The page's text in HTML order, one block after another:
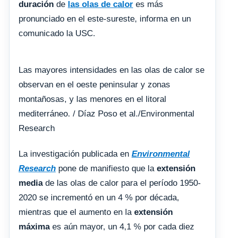
duración de las olas de calor es más
pronunciado en el este-sureste, informa en un
comunicado la USC.
Las mayores intensidades en las olas de calor se
observan en el oeste peninsular y zonas
montañosas, y las menores en el litoral
mediterráneo. / Díaz Poso et al./Environmental
Research
La investigación publicada en Environmental
Research pone de manifiesto que la extensión
mediade las olas de calor para el período 1950-
2020 se incrementó en un 4 % por década,
mientras que el aumento en la extensión
máximaes aún mayor, un 4,1 % por cada diez